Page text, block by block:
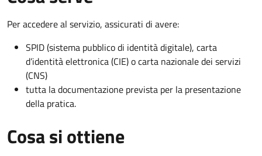
Per accedere al servizio, assicurati di avere:
SPID (sistema pubblico di identità digitale), carta
d’identità elettronica (CIE) o carta nazionale dei servizi
(CNS)
tutta la documentazione prevista per la presentazione
della pratica.
Cosa si ottiene